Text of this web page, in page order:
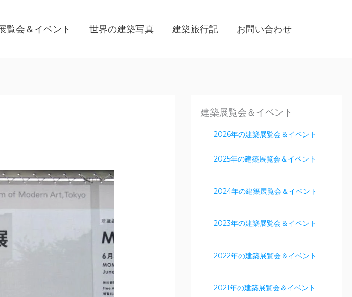
覧会＆イベント 世界の建築写真 建築旅行記 お問い合わせ
建築展覧会＆イベント
2026年の建築展覧会＆イベント
2025年の建築展覧会＆イベント
2024年の建築展覧会＆イベント
2023年の建築展覧会＆イベント
2022年の建築展覧会＆イベント
2021年の建築展覧会＆イベント